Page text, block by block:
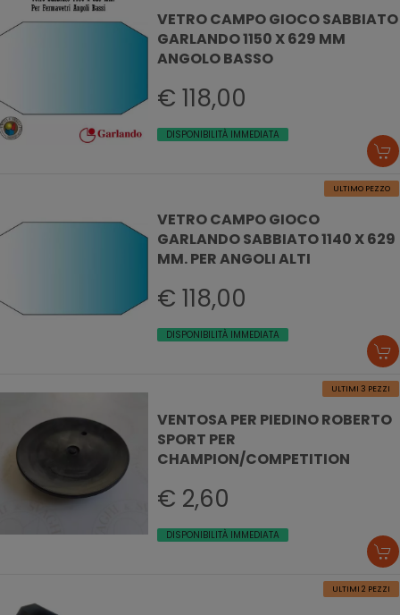
VETRO CAMPO GIOCO SABBIATO
GARLANDO 1150 X 629 MM
ANGOLO BASSO
€ 118,00
DISPONIBILITÀ IMMEDIATA
ULTIMO PEZZO
VETRO CAMPO GIOCO
GARLANDO SABBIATO 1140 X 629
MM. PER ANGOLI ALTI
€ 118,00
DISPONIBILITÀ IMMEDIATA
ULTIMI 3 PEZZI
VENTOSA PER PIEDINO ROBERTO
SPORT PER
CHAMPION/COMPETITION
€ 2,60
DISPONIBILITÀ IMMEDIATA
ULTIMI 2 PEZZI